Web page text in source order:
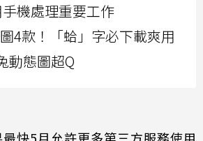
機處理重要工作
4款！「蛤」字必下載爽用
動態圖超Q